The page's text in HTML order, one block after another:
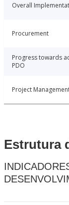
Overall
Procurement
Progress towards
PDO
Project
Estrutura